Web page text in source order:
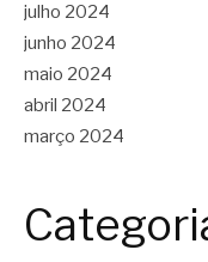
julho 2024
junho 2024
maio 2024
abril 2024
março 2024